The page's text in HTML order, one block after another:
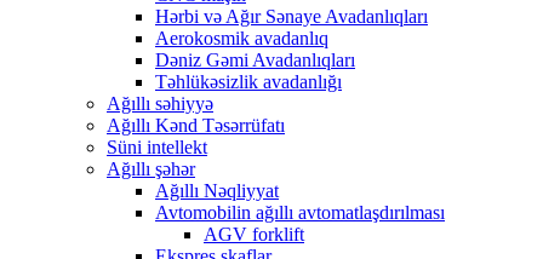
Hərbi və Ağır Sənaye Avadanlıqları
Aerokosmik avadanlıq
Dəniz Gəmi Avadanlıqları
Təhlükəsizlik avadanlığı
Ağıllı səhiyyə
Ağıllı Kənd Təsərrüfatı
Süni intellekt
Ağıllı şəhər
Ağıllı Nəqliyyat
Avtomobilin ağıllı avtomatlaşdırılması
AGV forklift